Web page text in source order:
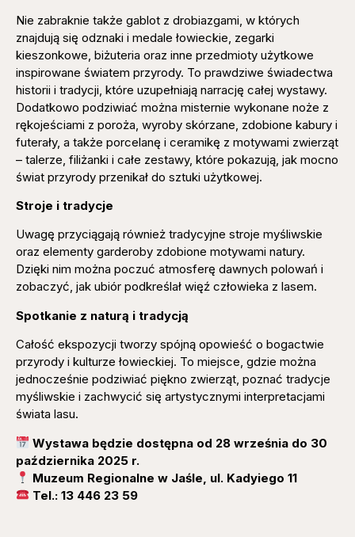
Nie zabraknie także gablot z drobiazgami, w których
znajdują się odznaki i medale łowieckie, zegarki
kieszonkowe, biżuteria oraz inne przedmioty użytkowe
inspirowane światem przyrody. To prawdziwe świadectwa
historii i tradycji, które uzupełniają narrację całej wystawy.
Dodatkowo podziwiać można misternie wykonane noże z
rękojeściami z poroża, wyroby skórzane, zdobione kabury i
futerały, a także porcelanę i ceramikę z motywami zwierząt
– talerze, filiżanki i całe zestawy, które pokazują, jak mocno
świat przyrody przenikał do sztuki użytkowej.
Stroje i tradycje
Uwagę przyciągają również tradycyjne stroje myśliwskie
oraz elementy garderoby zdobione motywami natury.
Dzięki nim można poczuć atmosferę dawnych polowań i
zobaczyć, jak ubiór podkreślał więź człowieka z lasem.
Spotkanie z naturą i tradycją
Całość ekspozycji tworzy spójną opowieść o bogactwie
przyrody i kulturze łowieckiej. To miejsce, gdzie można
jednocześnie podziwiać piękno zwierząt, poznać tradycje
myśliwskie i zachwycić się artystycznymi interpretacjami
świata lasu.
Wystawa będzie dostępna od 28 września do 30
października 2025 r.
Muzeum Regionalne w Jaśle, ul. Kadyiego 11
Tel.: 13 446 23 59